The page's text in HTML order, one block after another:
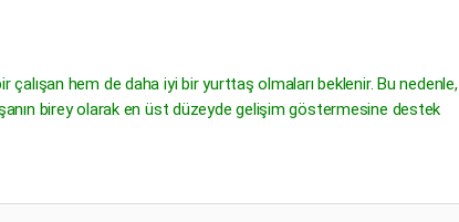
hem de daha iyi bir yurttaş olmaları beklenir. Bu nedenle,
birey olarak en üst düzeyde gelişim göstermesine destek